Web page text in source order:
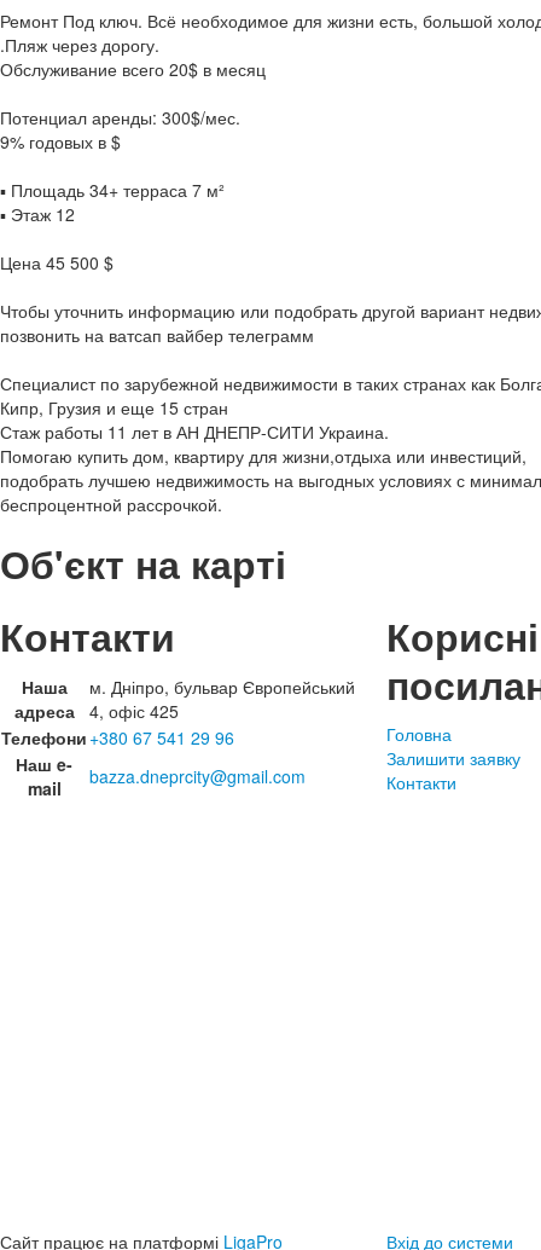
Ремонт Под ключ. Всё необходимое для жизни есть, большой
.Пляж через дорогу.
Обслуживание всего 20$ в месяц
Потенциал аренды: 300$/мес.
9% годовых в $
▪️ Площадь 34+ терраса 7 м²
▪️ Этаж 12
Цена 45 500 $
Чтобы уточнить информацию или подобрать другой вариант
позвонить на ватсап вайбер телеграмм
Специалист по зарубежной недвижимости в таких странах как
Кипр, Грузия и еще 15 стран
Стаж работы 11 лет в АН ДНЕПР-СИТИ Украина.
Помогаю купить дом, квартиру для жизни,отдыха или инвестиций,
подобрать лучшею недвижимость на выгодных условиях с
беспроцентной рассрочкой.
Об'єкт на карті
Контакти
Наша
адреса
м. Дніпро, бульвар Європейський
4, офіс 425
Телефони +380 67 541 29 96
Наш e-
mail
bazza.dneprcity@gmail.com
Корисні
Головна
Залишити заявку
Контакти
Сайт працює на платформі LigaPro Вхід до системи